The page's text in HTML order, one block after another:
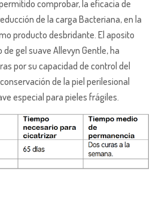
comprobar, la eficacia de
de la carga Bacteriana, en la
producto desbridante. El aposito
gel suave Allevyn Gentle, ha
por su capacidad de control del
de la piel perilesional
especial para pieles frágiles.